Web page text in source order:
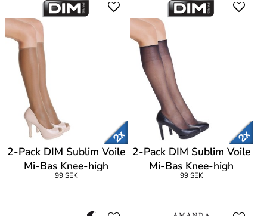
2-Pack DIM Sublim Voile
Mi-Bas Knee-high
99 SEK
2-Pack DIM Sublim Voile
Mi-Bas Knee-high
99 SEK